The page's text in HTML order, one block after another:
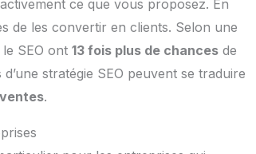
ce que vous proposez. En
de les convertir en clients. Selon une
SEO ont 13 fois plus de chancesde
stratégie SEO peuvent se traduire
.